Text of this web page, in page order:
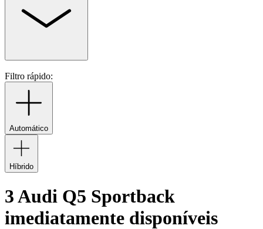
Filtro rápido:
Automático
Híbrido
3 Audi Q5 Sportback
imediatamente disponíveis